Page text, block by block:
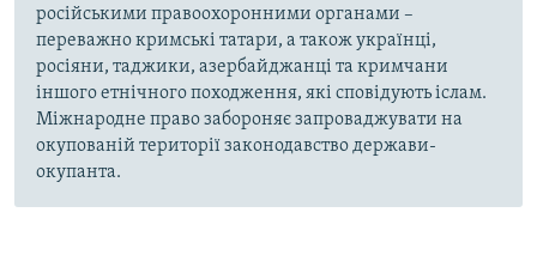
російськими правоохоронними органами –
переважно кримські татари, а також українці,
росіяни, таджики, азербайджанці та кримчани
іншого етнічного походження, які сповідують іслам.
Міжнародне право забороняє запроваджувати на
окупованій території законодавство держави-
окупанта.